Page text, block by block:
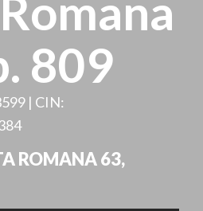
809
| CIN:
ROMANA 63,